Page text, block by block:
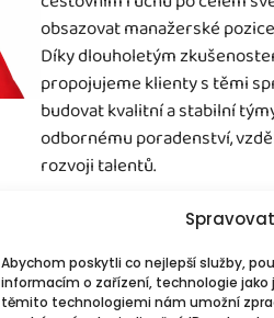
Abychom poskytli co nejlepší služby,
informacím o zařízení, technologie jako
těmito technologiemi nám umožní
obsazovat manažerské
Díky dlouholetým
propojujeme klienty s těmi
budovat kvalitní a stabilní
odbornému poradenství,
rozvoji talentů.
Povinné informace